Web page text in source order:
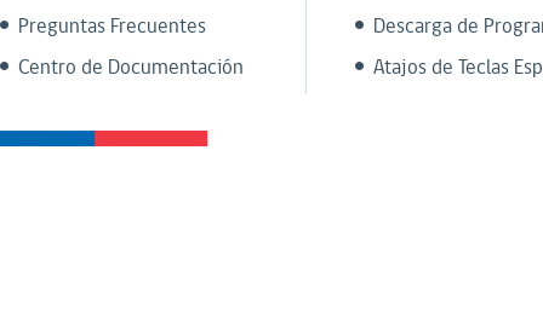
Preguntas Frecuentes
Centro de Documentación
Descarga de
Atajos de Teclas